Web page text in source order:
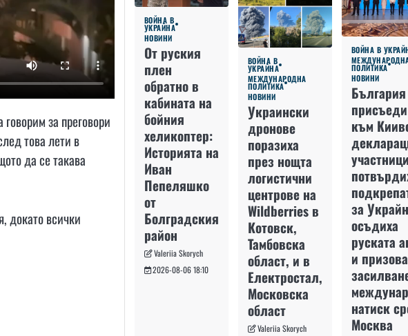
за преговори
това лети в
да се такава
докато всички
ВОЙНА В
УКРАЙНА
НОВИНИ
От руския
плен
обратно в
кабината на
бойния
хеликоптер:
Историята на
Иван
Пепеляшко
от
Болградския
район
Valeriia Skorych
2026-08-06 18:10
ВОЙНА В
УКРАЙНА
МЕЖДУНАРОДНА
ПОЛИТИКА
НОВИНИ
Украински
дронове
поразиха
през нощта
логистични
центрове на
Wildberries в
Котовск,
Тамбовска
област, и в
Електростал,
Московска
област
Valeriia Skorych
ВОЙНА В
ПОЛИТИКА
НОВИНИ
към
за
осъдиха
руската
и
натиск
Москва